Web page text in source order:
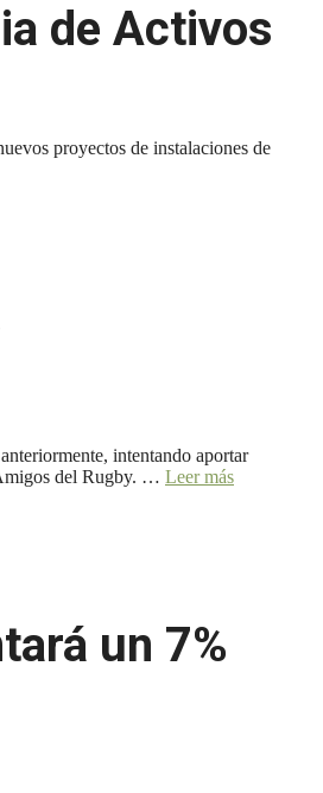
de Activos
proyectos de instalaciones de
intentando aportar
del Rugby. … Leer más
un 7%